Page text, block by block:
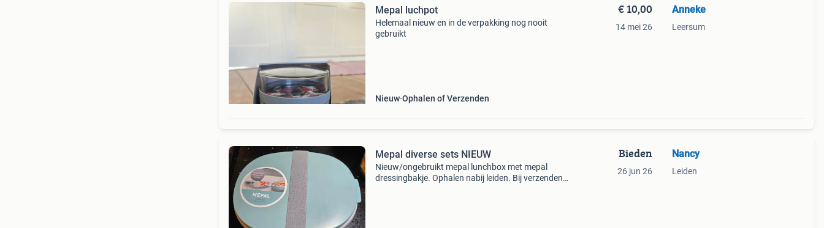
Mepal luchpot
Helemaal nieuw en in de verpakking nog nooit
gebruikt
Nieuw Ophalen of Verzenden
€ 10,00
14 mei 26
Anneke
Leersum
Mepal diverse sets NIEUW
Nieuw/ongebruikt mepal lunchbox met mepal
dressingbakje. Ophalen nabij leiden. Bij verzenden
Bieden
26 jun 26
Nancy
Leiden